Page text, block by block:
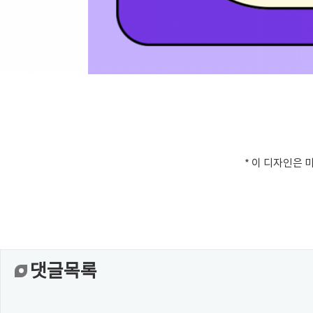
* 이 디자인은
댓글목록